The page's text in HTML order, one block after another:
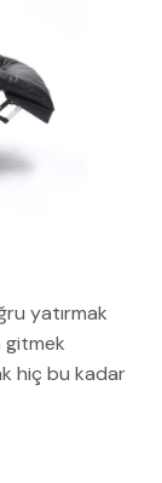
yatırmak
gitmek
hiç bu kadar